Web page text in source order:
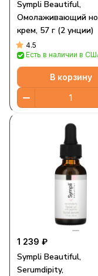
Sympli Beautiful,
Омолаживающий
крем, 57 г (2 унции)
4.5
Есть в наличии в
В корзину
1 239 ₽
Sympli Beautiful,
Serumdipity,